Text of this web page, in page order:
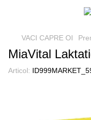
VACI CAPRE OI
MiaVital
Articol: